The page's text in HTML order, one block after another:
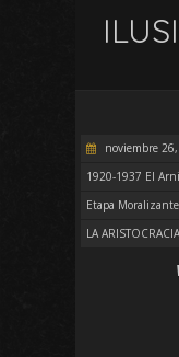
noviembre
1920-1937 El
Etapa Moralizante
LA